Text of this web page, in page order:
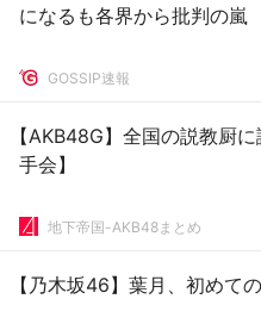
になるも各界から批判の嵐
GOSSIP速報
【AKB48G】全国の説教厨
手会】
地下帝国-AKB48まとめ
【乃木坂46】葉月、初めて